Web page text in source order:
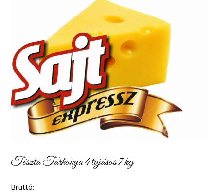
Tészta Tarhonya 4 tojásos 7 kg
Bruttó: